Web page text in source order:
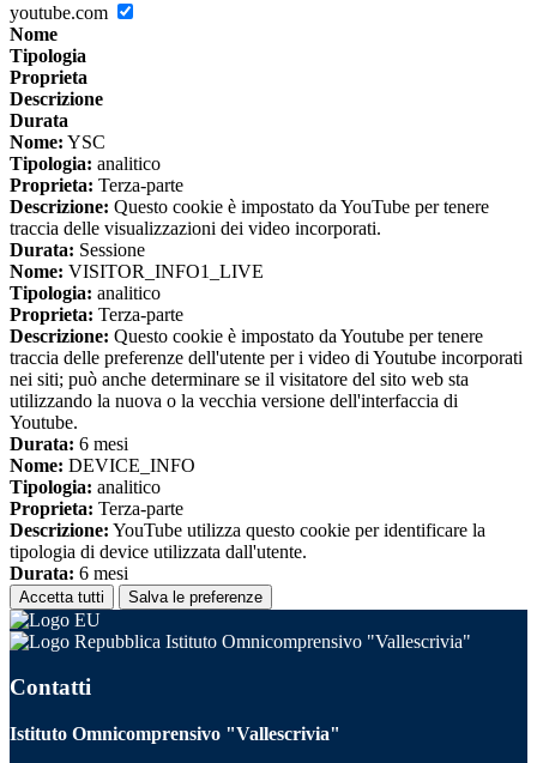
youtube.com
Nome
Tipologia
Proprieta
Descrizione
Durata
Nome: YSC
Tipologia: analitico
Proprieta: Terza-parte
Descrizione: Questo cookie è impostato da YouTube per tenere
traccia delle visualizzazioni dei video incorporati.
Durata: Sessione
Nome: VISITOR_INFO1_LIVE
Tipologia: analitico
Proprieta: Terza-parte
Descrizione: Questo cookie è impostato da Youtube per tenere
traccia delle preferenze dell'utente per i video di Youtube incorporati
nei siti; può anche determinare se il visitatore del sito web sta
utilizzando la nuova o la vecchia versione dell'interfaccia di
Youtube.
Durata: 6 mesi
Nome: DEVICE_INFO
Tipologia: analitico
Proprieta: Terza-parte
Descrizione: YouTube utilizza questo cookie per identificare la
tipologia di device utilizzata dall'utente.
Durata: 6 mesi
Accetta tutti Salva le preferenze
Istituto Omnicomprensivo "Vallescrivia"
Contatti
Istituto Omnicomprensivo "Vallescrivia"